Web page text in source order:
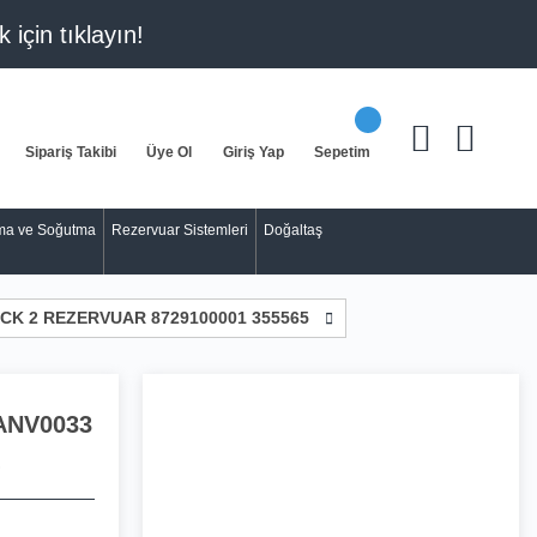
için tıklayın!
Sipariş Takibi Üye Ol Giriş Yap Sepetim
ve Soğutma Rezervuar Sistemleri Doğaltaş
2 REZERVUAR 8729100001 355565